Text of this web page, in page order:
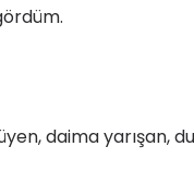
daima yarışan,